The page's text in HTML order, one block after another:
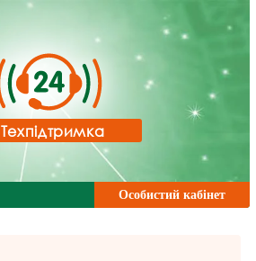
Техпідтримка
Особистий кабінет